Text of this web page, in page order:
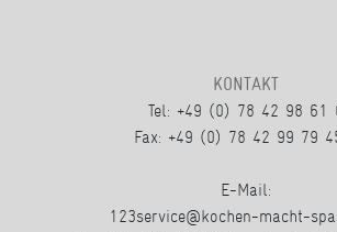
KONTAKT
Tel: +49 (0) 78 42 98 61
Fax: +49 (0) 78 42 99 79
E-Mail:
123service@kochen-macht-